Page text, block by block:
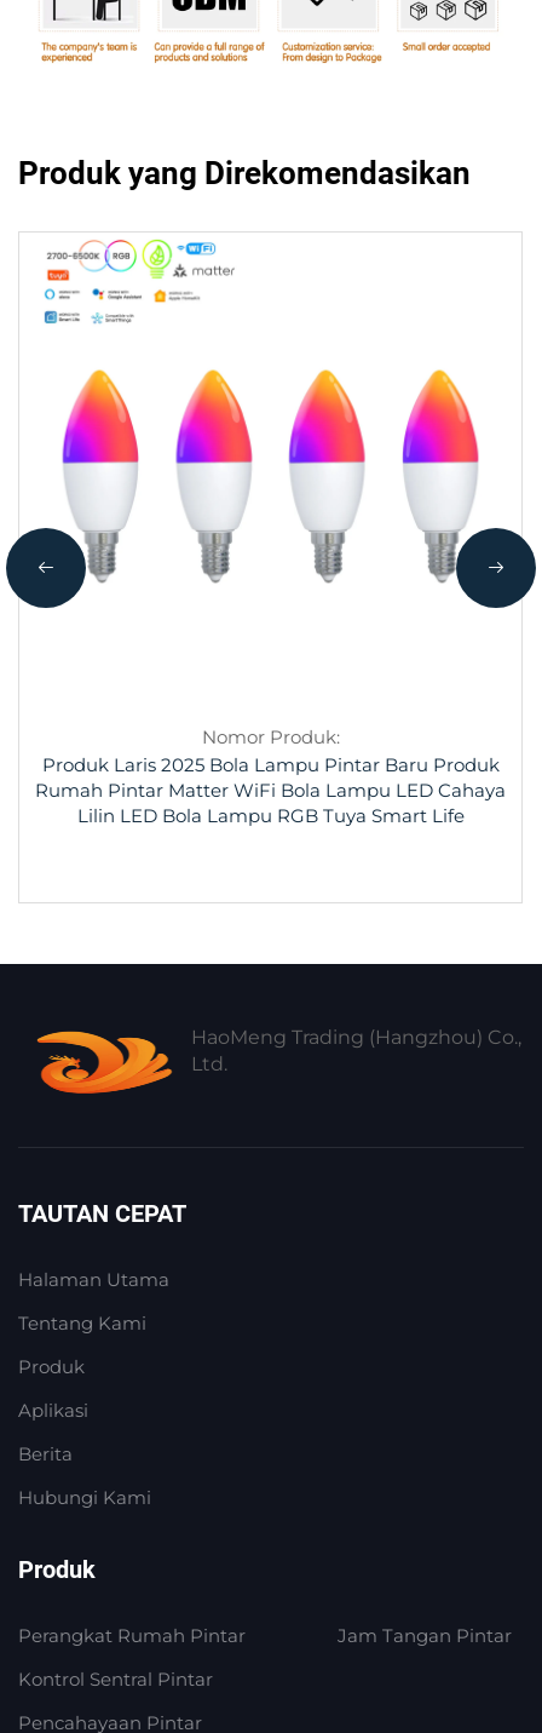
Produk yang Direkomendasikan
Nomor Produk:
Produk Laris 2025 Bola Lampu Pintar Baru Produk
Rumah Pintar Matter WiFi Bola Lampu LED Cahaya
Lilin LED Bola Lampu RGB Tuya Smart Life
HaoMeng Trading (Hangzhou) Co.,
Ltd.
TAUTAN CEPAT
Halaman Utama
Tentang Kami
Produk
Aplikasi
Berita
Hubungi Kami
Produk
Perangkat Rumah Pintar
Kontrol Sentral Pintar
Pencahayaan Pintar
Jam Tangan Pintar